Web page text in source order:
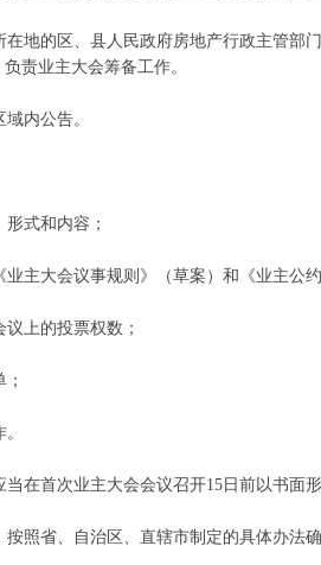
的区、县人民政府房地产行政主管部
责业主大会筹备工作。
内公告。
式和内容；
主大会议事规则》（草案）和《业主公约
上的投票权数；
在首次业主大会会议召开15日前以书面
省、自治区、直辖市制定的具体办法确